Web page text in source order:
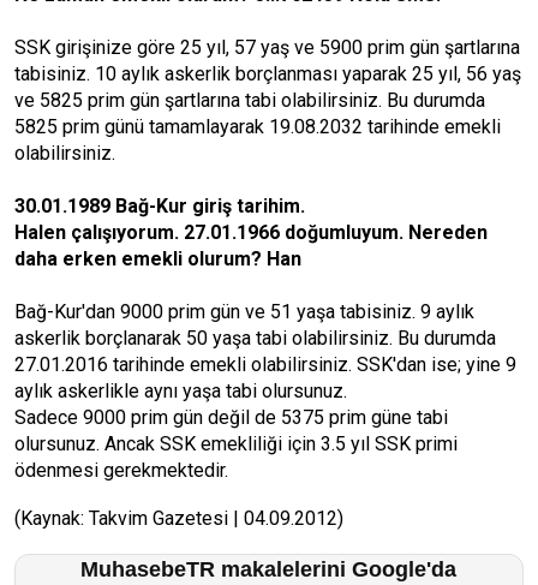
SSK girişinize göre 25 yıl, 57 yaş ve 5900 prim gün şartlarına
tabisiniz. 10 aylık askerlik borçlanması yaparak 25 yıl, 56 yaş
ve 5825 prim gün şartlarına tabi olabilirsiniz. Bu durumda
5825 prim günü tamamlayarak 19.08.2032 tarihinde emekli
olabilirsiniz.
30.01.1989 Bağ-Kur giriş tarihim.
Halen çalışıyorum. 27.01.1966 doğumluyum. Nereden
daha erken emekli olurum? Han
Bağ-Kur'dan 9000 prim gün ve 51 yaşa tabisiniz. 9 aylık
askerlik borçlanarak 50 yaşa tabi olabilirsiniz. Bu durumda
27.01.2016 tarihinde emekli olabilirsiniz. SSK'dan ise; yine 9
aylık askerlikle aynı yaşa tabi olursunuz.
Sadece 9000 prim gün değil de 5375 prim güne tabi
olursunuz. Ancak SSK emekliliği için 3.5 yıl SSK primi
ödenmesi gerekmektedir.
(Kaynak: Takvim Gazetesi | 04.09.2012)
MuhasebeTR makalelerini Google'da